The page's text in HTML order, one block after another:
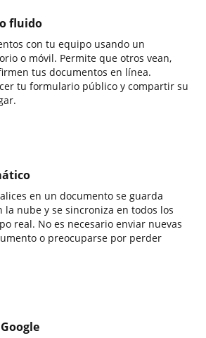
fluido
con tu equipo usando un
o móvil. Permite que otros vean,
tus documentos en línea.
tu formulario público y compartir su
en un documento se guarda
nube y se sincroniza en todos los
real. No es necesario enviar nuevas
o preocuparse por perder